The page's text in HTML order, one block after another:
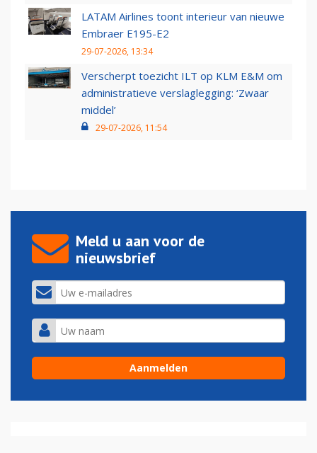
LATAM Airlines toont interieur van nieuwe
Embraer E195-E2
29-07-2026, 13:34
Verscherpt toezicht ILT op KLM E&M om
administratieve verslaglegging: ‘Zwaar
middel’
29-07-2026, 11:54
Meld u aan voor de
nieuwsbrief